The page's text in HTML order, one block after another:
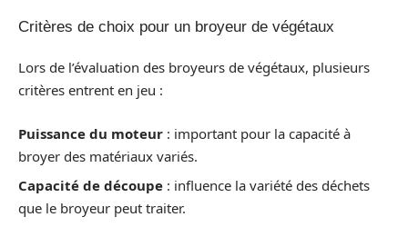
Critères de choix pour un broyeur de végétaux
Lors de l’évaluation des broyeurs de végétaux, plusieurs
critères entrent en jeu :
Puissance du moteur : important pour la capacité à
broyer des matériaux variés.
Capacité de découpe : influence la variété des déchets
que le broyeur peut traiter.